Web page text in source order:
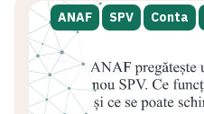
ANAF SPV Conta